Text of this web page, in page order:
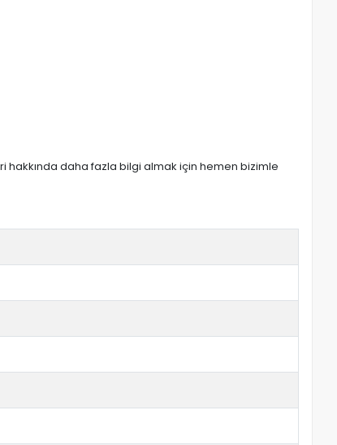
hakkında daha fazla bilgi almak için hemen bizimle